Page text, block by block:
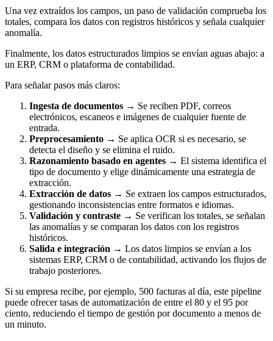
Una vez extraídos los campos, un paso de validación comprueba los
totales, compara los datos con registros históricos y señala cualquier
anomalía.
Finalmente, los datos estructurados limpios se envían aguas abajo: a
un ERP, CRM o plataforma de contabilidad.
Para señalar pasos más claros:
Ingesta de documentos → Se reciben PDF, correos
electrónicos, escaneos e imágenes de cualquier fuente de
entrada.
Preprocesamiento → Se aplica OCR si es necesario, se
detecta el diseño y se elimina el ruido.
Razonamiento basado en agentes → El sistema identifica el
tipo de documento y elige dinámicamente una estrategia de
extracción.
Extracción de datos → Se extraen los campos estructurados,
gestionando inconsistencias entre formatos e idiomas.
Validación y contraste → Se verifican los totales, se señalan
las anomalías y se comparan los datos con los registros
históricos.
Salida e integración → Los datos limpios se envían a los
sistemas ERP, CRM o de contabilidad, activando los flujos de
trabajo posteriores.
Si su empresa recibe, por ejemplo, 500 facturas al día, este pipeline
puede ofrecer tasas de automatización de entre el 80 y el 95 por
ciento, reduciendo el tiempo de gestión por documento a menos de
un minuto.